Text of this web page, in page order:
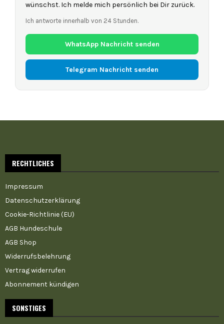
wünschst. Ich melde mich persönlich bei Dir zurück.
Ich antworte innerhalb von 24 Stunden.
WhatsApp Nachricht senden
Telegram Nachricht senden
RECHTLICHES
Impressum
Datenschutzerklärung
Cookie-Richtlinie (EU)
AGB Hundeschule
AGB Shop
Widerrufsbelehrung
Vertrag widerrufen
Abonnement kündigen
SONSTIGES